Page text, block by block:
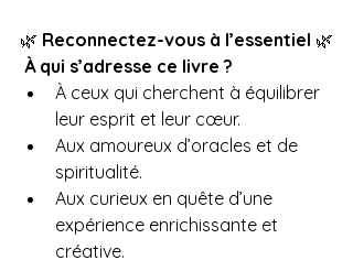
🌿 Reconnectez-vous à l’essentiel 🌿
À qui s’adresse ce livre ?
À ceux qui cherchent à équilibrer
leur esprit et leur cœur.
Aux amoureux d’oracles et de
spiritualité.
Aux curieux en quête d’une
expérience enrichissante et
créative.